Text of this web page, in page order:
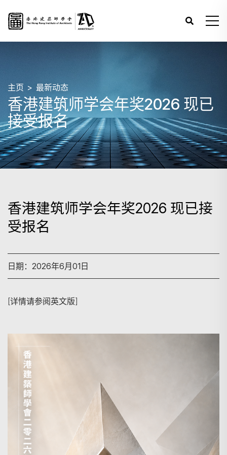
搜寻
主页 最新动态
香港建筑师学会年奖2026 现已
接受报名
香港建筑师学会年奖2026 现已接
受报名
日期：2026年6月01日
[详情请参阅英文版]